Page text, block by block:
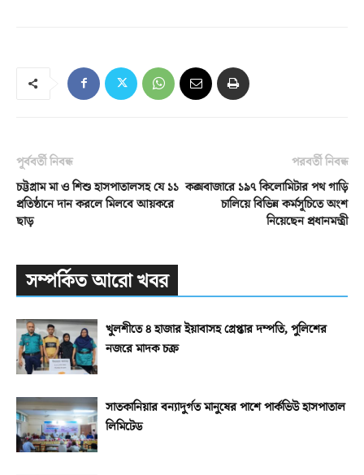
পূর্ববর্তী নিবন্ধ
চট্টগ্রাম মা ও শিশু হাসপাতালসহ যে ১১
প্রতিষ্ঠানে দান করলে মিলবে আয়করে
ছাড়
পরবর্তী নিবন্ধ
কক্সবাজারে ১৯৭ কিলোমিটার পথ গাড়ি
চালিয়ে বিভিন্ন কর্মসূচিতে অংশ
নিয়েছেন প্রধানমন্ত্রী
সম্পর্কিত আরো খবর
খুলশীতে ৪ হাজার ইয়াবাসহ গ্রেপ্তার দম্পতি, পুলিশের
নজরে মাদক চক্র
সাতকানিয়ার বন্যাদুর্গত মানুষের পাশে পার্কভিউ হাসপাতাল
লিমিটেড